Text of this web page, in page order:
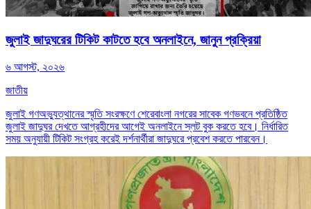
জুলাই জাদুঘরের টিকিট কাটতে হবে অনলাইনে, জানুন প্রক্রিয়া
৬ আগস্ট, ২০২৬
জাতীয়
জুলাই গণঅভ্যুত্থানের স্মৃতি সংরক্ষণে শেরেবাংলা নগরের সাবেক গণভবনে প্রতিষ্ঠিত
জুলাই জাদুঘর দেখতে আগ্রহীদের আগেই অনলাইনে স্লট বুক করতে হবে। নির্ধারিত
সময় অনুযায়ী টিকিট সংগ্রহ করেই দর্শনার্থীরা জাদুঘরে প্রবেশ করতে পারবেন।